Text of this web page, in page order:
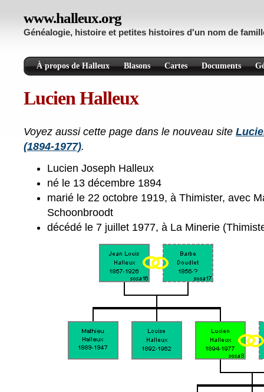
www.halleux.org
Généalogie, histoire et petites histoires d'un nom de
À propos de Halleux Blasons Cartes Documents
Lucien Halleux
Voyez aussi cette page dans le nouveau site
(1894-1977).
Lucien Joseph Halleux
né le 13 décembre 1894
marié le 22 octobre 1919, à Thimister, avec
Schoonbroodt
décédé le 7 juillet 1977, à La Minerie